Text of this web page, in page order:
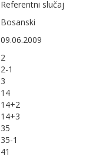
Referentni slučaj
Bosanski
09.06.2009
2
2-1
3
14
14+2
14+3
35
35-1
41